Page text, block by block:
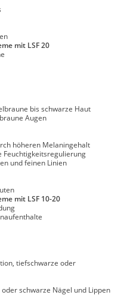
mit LSF 20
bis schwarze Haut
Augen
höheren Melaningehalt
Feuchtigkeitsregulierung
und feinen Linien
mit LSF 10-20
tiefschwarze oder
schwarze Nägel und Lippen